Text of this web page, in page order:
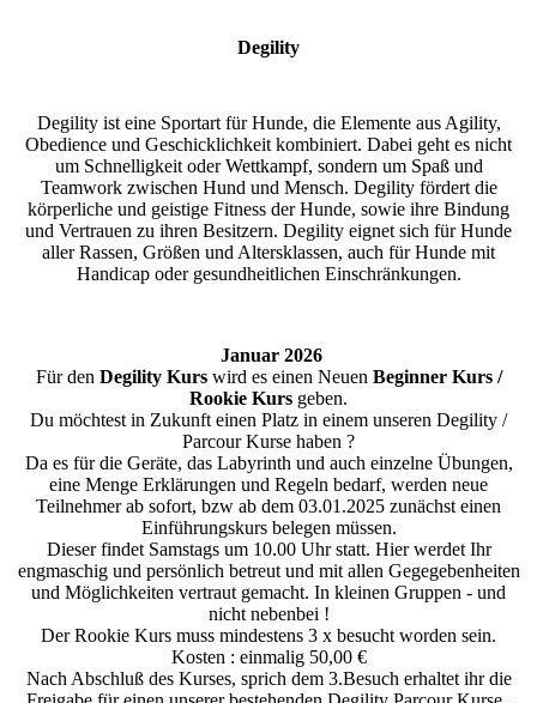
Degility
Degility ist eine Sportart für Hunde, die Elemente aus Agility,
Obedience und Geschicklichkeit kombiniert. Dabei geht es nicht
um Schnelligkeit oder Wettkampf, sondern um Spaß und
Teamwork zwischen Hund und Mensch. Degility fördert die
körperliche und geistige Fitness der Hunde, sowie ihre Bindung
und Vertrauen zu ihren Besitzern. Degility eignet sich für Hunde
aller Rassen, Größen und Altersklassen, auch für Hunde mit
Handicap oder gesundheitlichen Einschränkungen.
Januar 2026
Für den Degility Kurswird es einen Neuen Beginner Kurs /
Rookie Kurs geben.
Du möchtest in Zukunft einen Platz in einem unseren Degility /
Parcour Kurse haben ?
Da es für die Geräte, das Labyrinth und auch einzelne Übungen,
eine Menge Erklärungen und Regeln bedarf, werden neue
Teilnehmer ab sofort, bzw ab dem 03.01.2025 zunächst einen
Einführungskurs belegen müssen.
Dieser findet Samstags um 10.00 Uhr statt. Hier werdet Ihr
engmaschig und persönlich betreut und mit allen Gegegebenheiten
und Möglichkeiten vertraut gemacht. In kleinen Gruppen - und
nicht nebenbei !
Der Rookie Kurs muss mindestens 3 x besucht worden sein.
Kosten : einmalig 50,00 €
Nach Abschluß des Kurses, sprich dem 3.Besuch erhaltet ihr die